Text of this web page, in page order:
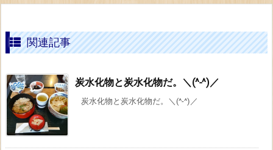
関連記事
炭水化物と炭水化物だ。＼(^-^)／
炭水化物と炭水化物だ。＼(^-^)／